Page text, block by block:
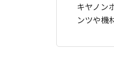
キヤノン
ンツや機